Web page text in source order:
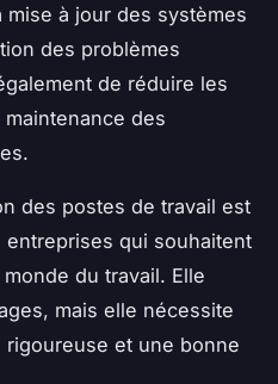
à jour des systèmes
des problèmes
de réduire les
maintenance des
des postes de travail est
qui souhaitent
monde du travail. Elle
mais elle nécessite
et une bonne